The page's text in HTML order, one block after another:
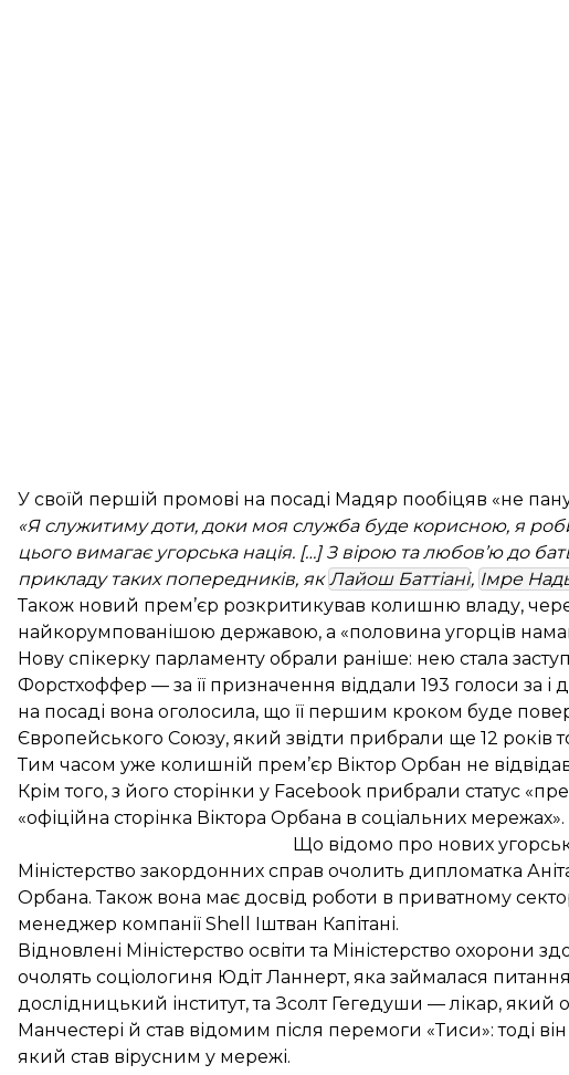
У своїй першій промові на посаді Мадяр пообіцяв «не
«Я служитиму доти, доки моя служба буде корисною, я
цього вимагає угорська нація. […] З вірою та любов’ю до
прикладу таких попередників, як Лайош Баттіані, Імре
Також новий прем’єр розкритикував колишню владу,
найкорумпованішою державою, а «половина угорців
Нову спікерку парламенту обрали раніше: нею стала
Форстхоффер — за її призначення віддали 193 голоси за і
на посаді вона оголосила, що її першим кроком буде
Європейського Союзу, який звідти прибрали ще 12 років
Тим часом уже колишній прем’єр Віктор Орбан не
Крім того, з його сторінки у Facebook прибрали статус
«офіційна сторінка Віктора Орбана в соціальних мережах».
Що відомо про нових
Міністерство закордонних справ очолить дипломатка
Орбана. Також вона має досвід роботи в приватному
менеджер компанії Shell Іштван Капітані.
Відновлені Міністерство освіти та Міністерство охорони
очолять соціологиня Юдіт Ланнерт, яка займалася
дослідницький інститут, та Зсолт Гегедуши — лікар, який
Манчестері й став відомим після перемоги «Тиси»: тоді
який став вірусним у мережі.